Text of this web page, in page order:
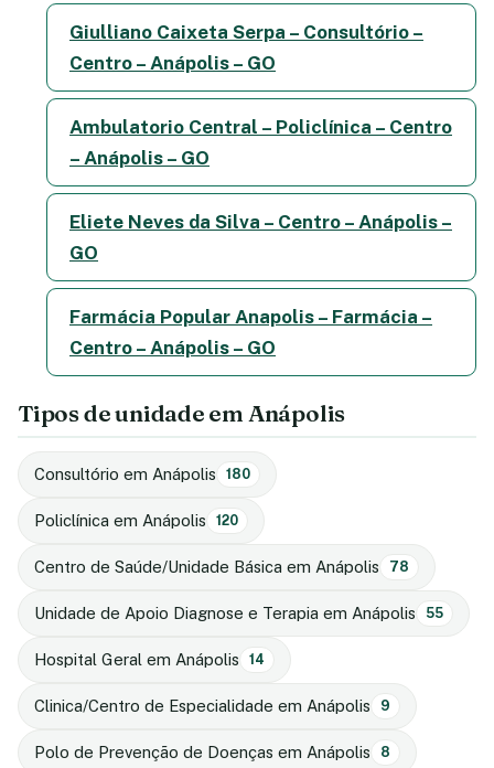
Giulliano Caixeta Serpa – Consultório –
Centro – Anápolis – GO
Ambulatorio Central – Policlínica – Centro
– Anápolis – GO
Eliete Neves da Silva – Centro – Anápolis –
GO
Farmácia Popular Anapolis – Farmácia –
Centro – Anápolis – GO
Tipos de unidade em Anápolis
Consultório em Anápolis 180
Policlínica em Anápolis 120
Centro de Saúde/Unidade Básica em Anápolis 78
Unidade de Apoio Diagnose e Terapia em Anápolis 55
Hospital Geral em Anápolis 14
Clinica/Centro de Especialidade em Anápolis 9
Polo de Prevenção de Doenças em Anápolis 8